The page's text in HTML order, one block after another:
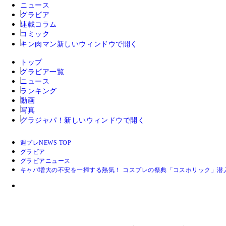
ニュース
グラビア
連載コラム
コミック
キン肉マン 新しいウィンドウで開く
トップ
グラビア一覧
ニュース
ランキング
動画
写真
グラジャパ！ 新しいウィンドウで開く
週プレNEWS TOP
グラビア
グラビアニュース
キャパ増大の不安を一掃する熱気！ コスプレの祭典「コスホリック」潜